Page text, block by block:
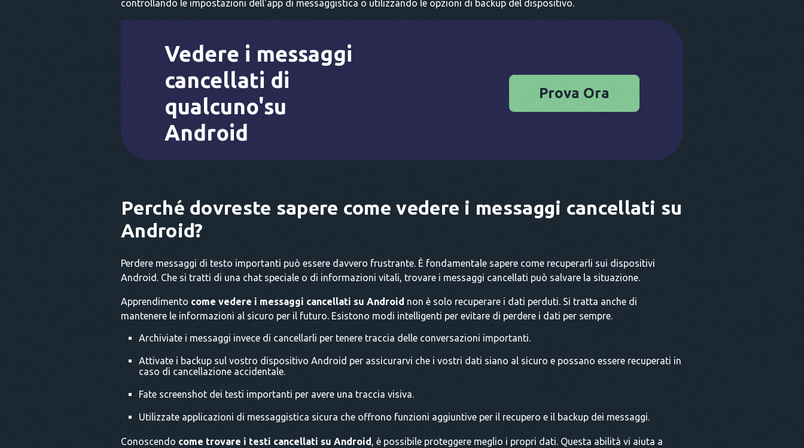
controllando le impostazioni dell'app di messaggistica o utilizzando le opzioni di backup del dispositivo.
Vedere i messaggi
cancellati di
qualcuno'su
Android
Prova Ora
Perché dovreste sapere come vedere i messaggi cancellati su
Android?
Perdere messaggi di testo importanti può essere davvero frustrante. È fondamentale sapere come recuperarli sui dispositivi
Android. Che si tratti di una chat speciale o di informazioni vitali, trovare i messaggi cancellati può salvare la situazione.
Apprendimento come vedere i messaggi cancellati su Android non è solo recuperare i dati perduti. Si tratta anche di
mantenere le informazioni al sicuro per il futuro. Esistono modi intelligenti per evitare di perdere i dati per sempre.
Archiviate i messaggi invece di cancellarli per tenere traccia delle conversazioni importanti.
Attivate i backup sul vostro dispositivo Android per assicurarvi che i vostri dati siano al sicuro e possano essere recuperati in
caso di cancellazione accidentale.
Fate screenshot dei testi importanti per avere una traccia visiva.
Utilizzate applicazioni di messaggistica sicura che offrono funzioni aggiuntive per il recupero e il backup dei messaggi.
Conoscendo come trovare i testi cancellati su Android, è possibile proteggere meglio i propri dati. Questa abilità vi aiuta a